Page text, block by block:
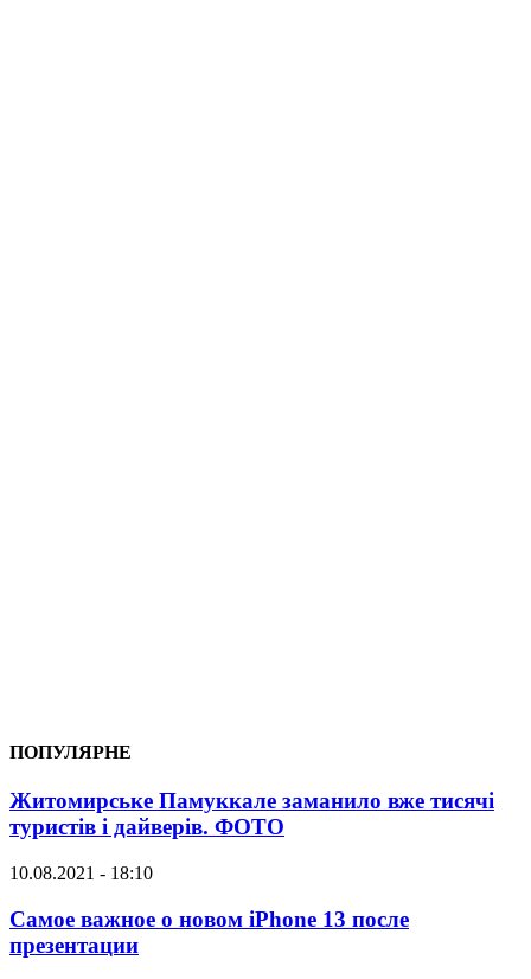
ПОПУЛЯРНЕ
Житомирське Памуккале заманило вже тисячі
туристів і дайверів. ФОТО
10.08.2021 - 18:10
Самое важное о новом iPhone 13 после
презентации